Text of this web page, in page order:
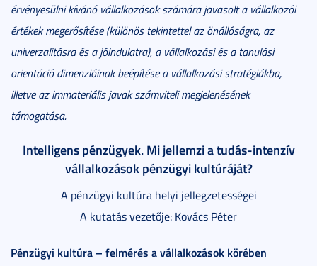
érvényesülni kívánó vállalkozások számára javasolt a vállalkozói
értékek megerősítése (különös tekintettel az önállóságra, az
univerzalitásra és a jóindulatra), a vállalkozási és a tanulási
orientáció dimenzióinak beépítése a vállalkozási stratégiákba,
illetve az immateriális javak számviteli megjelenésének
támogatása.
Intelligens pénzügyek. Mi jellemzi a tudás-intenzív
vállalkozások pénzügyi kultúráját?
A pénzügyi kultúra helyi jellegzetességei
A kutatás vezetője: Kovács Péter
Pénzügyi kultúra – felmérés a vállalkozások körében